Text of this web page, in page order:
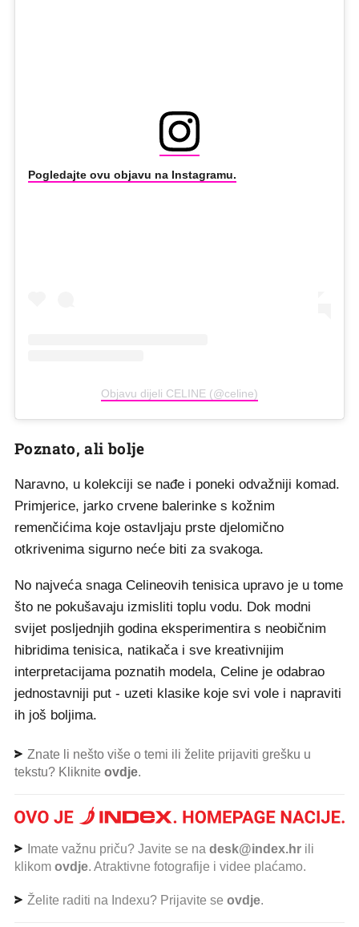
Pogledajte ovu objavu na Instagramu.
Objavu dijeli CELINE (@celine)
Poznato, ali bolje
Naravno, u kolekciji se nađe i poneki odvažniji komad.
Primjerice, jarko crvene balerinke s kožnim
remenčićima koje ostavljaju prste djelomično
otkrivenima sigurno neće biti za svakoga.
No najveća snaga Celineovih tenisica upravo je u tome
što ne pokušavaju izmisliti toplu vodu. Dok modni
svijet posljednjih godina eksperimentira s neobičnim
hibridima tenisica, natikača i sve kreativnijim
interpretacijama poznatih modela, Celine je odabrao
jednostavniji put - uzeti klasike koje svi vole i napraviti
ih još boljima.
Znate li nešto više o temi ili želite prijaviti grešku u
tekstu? Kliknite ovdje.
Imate važnu priču? Javite se na desk@index.hr ili
klikom ovdje. Atraktivne fotografije i videe plaćamo.
Želite raditi na Indexu? Prijavite se ovdje.